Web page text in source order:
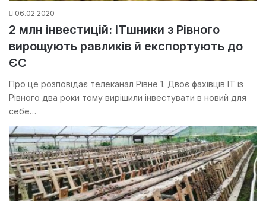
06.02.2020
2 млн інвестицій: ITшники з Рівного
вирощують равликів й експортують до
ЄС
Про це розповідає телеканал Рівне 1. Двоє фахівців ІТ із
Рівного два роки тому вирішили інвестувати в новий для
себе…